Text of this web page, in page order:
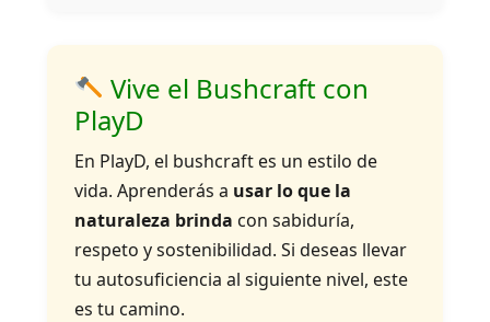
Vive el Bushcraft con
PlayD
En PlayD, el bushcraft es un estilo de
vida. Aprenderás a usar lo que la
naturaleza brinda con sabiduría,
respeto y sostenibilidad. Si deseas llevar
tu autosuficiencia al siguiente nivel, este
es tu camino.